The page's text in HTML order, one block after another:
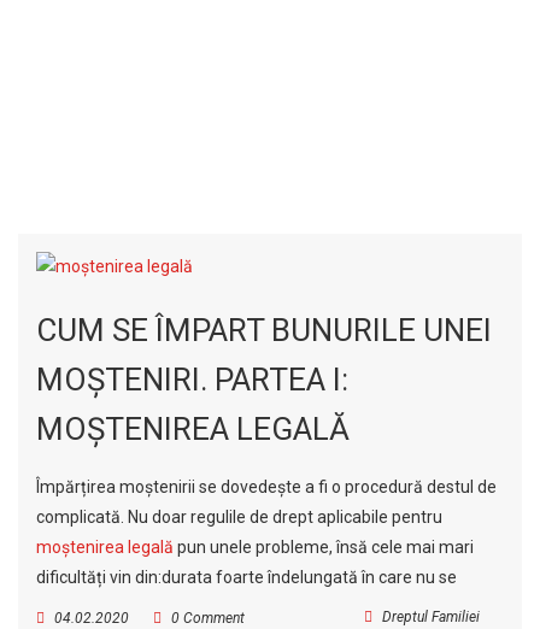
CUM SE ÎMPART BUNURILE UNEI
MOȘTENIRI. PARTEA I:
MOȘTENIREA LEGALĂ
Împărțirea moștenirii se dovedește a fi o procedură destul de
complicată. Nu doar regulile de drept aplicabile pentru
moștenirea legală pun unele probleme, însă cele mai mari
dificultăți vin din:durata foarte îndelungată în care nu se
04.02.2020 Dreptul Familiei
0 Comment